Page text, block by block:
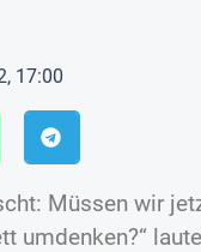
17:00
Müssen wir
umdenken?“